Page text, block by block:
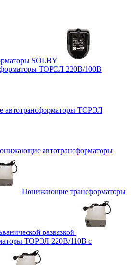
SOLBY
ТОРЭЛ 220В/100В
ТОРЭЛ
автотрансформаторы
Понижающие трансформаторы
развязкой
ТОРЭЛ 220В/110В с